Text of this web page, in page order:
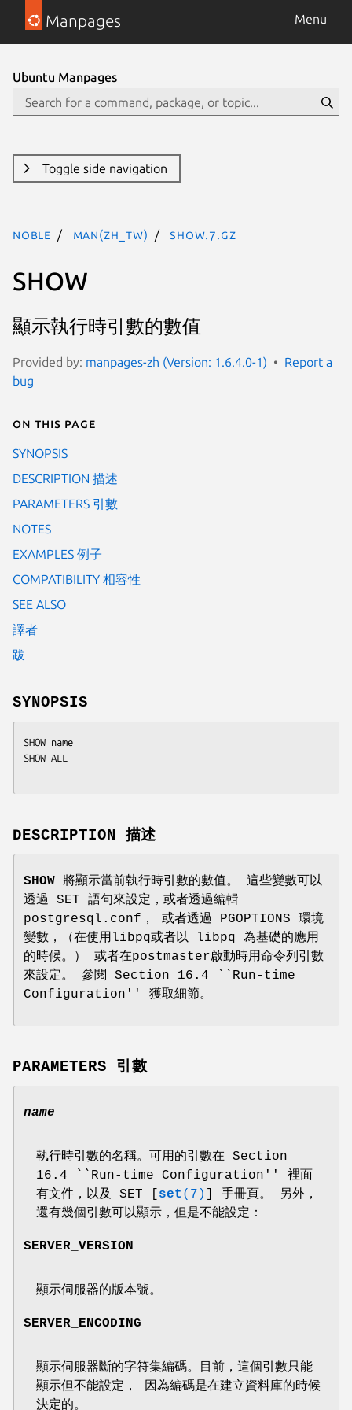
Manpages Menu
Ubuntu Manpages
Toggle side navigation
noble man(zh_TW) show.7.gz
SHOW
顯示執行時引數的數值
Provided by: manpages-zh (Version: 1.6.4.0-1)
Report a
bug
On this page
SYNOPSIS
DESCRIPTION 描述
PARAMETERS 引數
NOTES
EXAMPLES 例子
COMPATIBILITY 相容性
SEE ALSO
譯者
跋
SYNOPSIS
SHOW name
SHOW ALL
DESCRIPTION 描述
SHOW 將顯示當前執行時引數的數值。 這些變數可以
透過 SET 語句來設定，或者透過編輯
postgresql.conf， 或者透過 PGOPTIONS 環境
變數，（在使用libpq或者以 libpq 為基礎的應用
的時候。） 或者在postmaster啟動時用命令列引數
來設定。 參閱 Section 16.4 ``Run-time
Configuration'' 獲取細節。
PARAMETERS 引數
name
執行時引數的名稱。可用的引數在 Section
16.4 ``Run-time Configuration'' 裡面
有文件，以及 SET [ set (7)
] 手冊頁。 另外，
還有幾個引數可以顯示，但是不能設定：
SERVER_VERSION
顯示伺服器的版本號。
SERVER_ENCODING
顯示伺服器斷的字符集編碼。目前，這個引數只能
顯示但不能設定， 因為編碼是在建立資料庫的時候
決定的。